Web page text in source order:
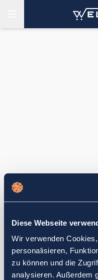
Diese Webseite
Wir verwenden
personalisieren,
zu können und die
analysieren. Außerdem